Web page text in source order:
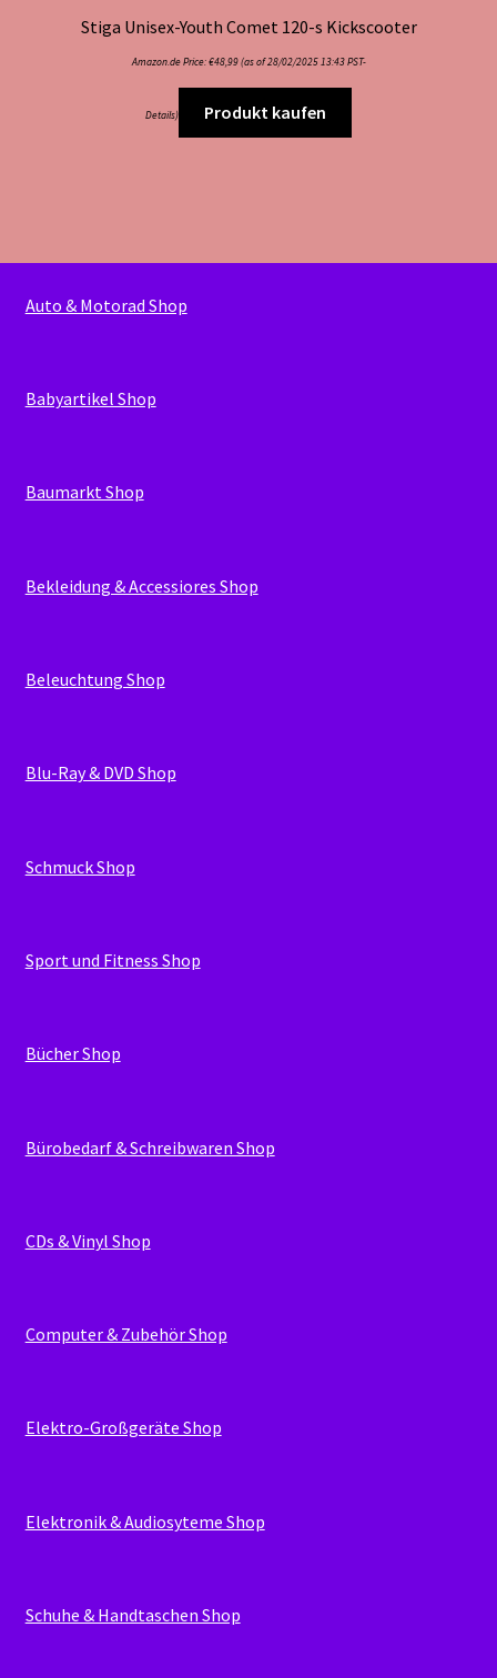
Stiga Unisex-Youth Comet 120-s Kickscooter
Amazon.de Price:€48,99(as of 28/02/2025 13:43 PST-
Details) Produkt kaufen
Auto & Motorad Shop
Babyartikel Shop
Baumarkt Shop
Bekleidung & Accessiores Shop
Beleuchtung Shop
Blu-Ray & DVD Shop
Schmuck Shop
Sport und Fitness Shop
Bücher Shop
Bürobedarf & Schreibwaren Shop
CDs & Vinyl Shop
Computer & Zubehör Shop
Elektro-Großgeräte Shop
Elektronik & Audiosyteme Shop
Schuhe & Handtaschen Shop